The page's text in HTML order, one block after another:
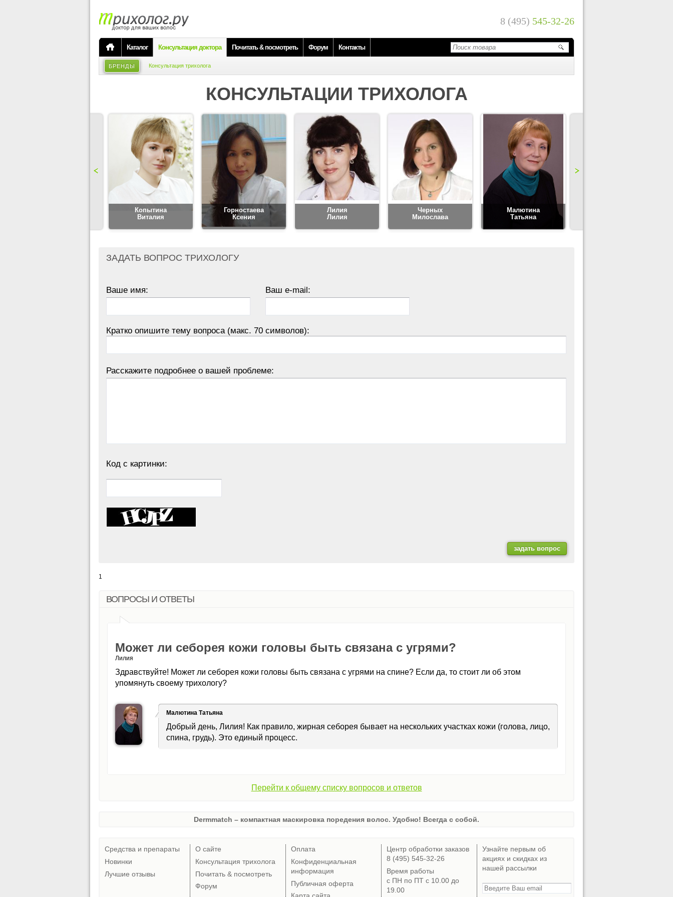
8 (495) 545-32-26
Каталог Консультация доктора Почитать & посмотреть Форум Контакты
БРЕНДЫ Консультация трихолога
КОНСУЛЬТАЦИИ ТРИХОЛОГА
Копытина
Виталия
Горностаева
Ксения
Лилия
Лилия
Черных
Милослава
Малютина
Татьяна
ЗАДАТЬ ВОПРОС ТРИХОЛОГУ
Ваше имя: Ваш e-mail:
Кратко опишите тему вопроса (макс. 70 символов):
Расскажите подробнее о вашей проблеме:
Код с картинки:
1
ВОПРОСЫ И ОТВЕТЫ
Может ли себорея кожи головы быть связана с угрями?
Лилия
Здравствуйте! Может ли себорея кожи головы быть связана с угрями на спине? Если да, то стоит ли об этом
упомянуть своему трихологу?
Малютина Татьяна
Добрый день, Лилия! Как правило, жирная себорея бывает на нескольких участках кожи (голова, лицо,
спина, грудь). Это единый процесс.
Перейти к общему списку вопросов и ответов
Dermmatch – компактная маскировка поредения волос. Удобно! Всегда с собой.
Средства и препараты
Новинки
Лучшие отзывы
О сайте
Консультация трихолога
Почитать & посмотреть
Форум
Оплата
Конфиденциальная
информация
Публичная оферта
Центр обработки заказов
8 (495) 545-32-26
Время работы
с ПН по ПТ с 10.00 до
19.00
Узнайте первым об
акциях и скидках из
нашей рассылки